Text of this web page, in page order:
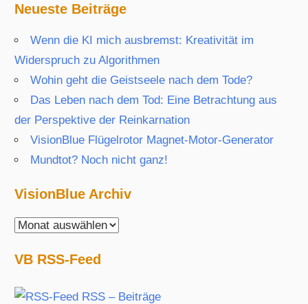
Neueste Beiträge
Wenn die KI mich ausbremst: Kreativität im
Widerspruch zu Algorithmen
Wohin geht die Geistseele nach dem Tode?
Das Leben nach dem Tod: Eine Betrachtung aus
der Perspektive der Reinkarnation
VisionBlue Flügelrotor Magnet-Motor-Generator
Mundtot? Noch nicht ganz!
VisionBlue Archiv
VisionBlue
VB RSS-Feed
RSS – Beiträge